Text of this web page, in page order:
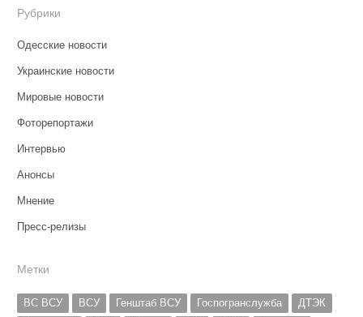
записям
Рубрики
Одесские новости
Украинские новости
Мировые новости
Фоторепортажи
Интервью
Анонсы
Мнение
Пресс-релизы
Метки
ВС ВСУ ВСУ Генштаб ВСУ Госпогранслужба
ДТЭК